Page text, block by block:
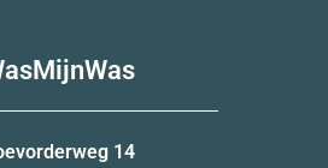
14